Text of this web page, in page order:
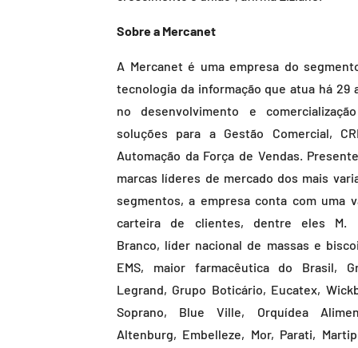
Sobre a Mercanet
A Mercanet é uma empresa do
tecnologia da informação que atua há 29
no desenvolvimento e
soluções para a Gestão Comercial,
Automação da Força de Vendas.
marcas líderes de mercado dos mais
segmentos, a empresa conta com uma
carteira de clientes, dentre eles M.
Branco, líder nacional de massas e
EMS, maior farmacêutica do Brasil,
Legrand, Grupo Boticário, Eucatex,
Soprano, Blue Ville, Orquídea
Altenburg, Embelleze, Mor, Parati,